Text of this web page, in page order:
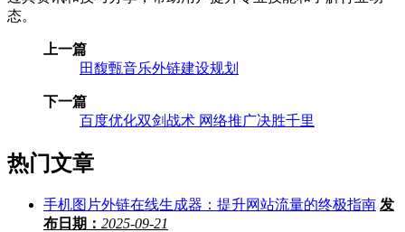
态。
上一篇
田馥甄音乐外链建设规划
下一篇
百度优化双剑战术 网络推广决胜千里
热门文章
手机图片外链在线生成器：提升网站流量的终极指南 发
布日期： 2025-09-21